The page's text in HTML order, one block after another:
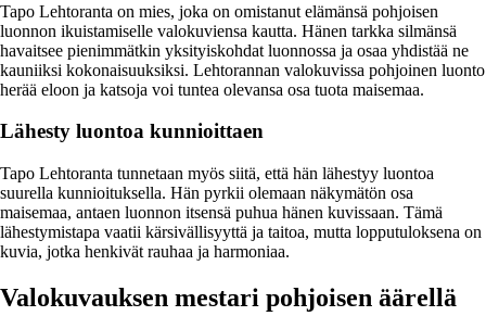
Tapo Lehtoranta on mies, joka on omistanut elämänsä pohjoisen
luonnon ikuistamiselle valokuviensa kautta. Hänen tarkka silmänsä
havaitsee pienimmätkin yksityiskohdat luonnossa ja osaa yhdistää ne
kauniiksi kokonaisuuksiksi. Lehtorannan valokuvissa pohjoinen luonto
herää eloon ja katsoja voi tuntea olevansa osa tuota maisemaa.
Lähesty luontoa kunnioittaen
Tapo Lehtoranta tunnetaan myös siitä, että hän lähestyy luontoa
suurella kunnioituksella. Hän pyrkii olemaan näkymätön osa
maisemaa, antaen luonnon itsensä puhua hänen kuvissaan. Tämä
lähestymistapa vaatii kärsivällisyyttä ja taitoa, mutta lopputuloksena on
kuvia, jotka henkivät rauhaa ja harmoniaa.
Valokuvauksen mestari pohjoisen äärellä